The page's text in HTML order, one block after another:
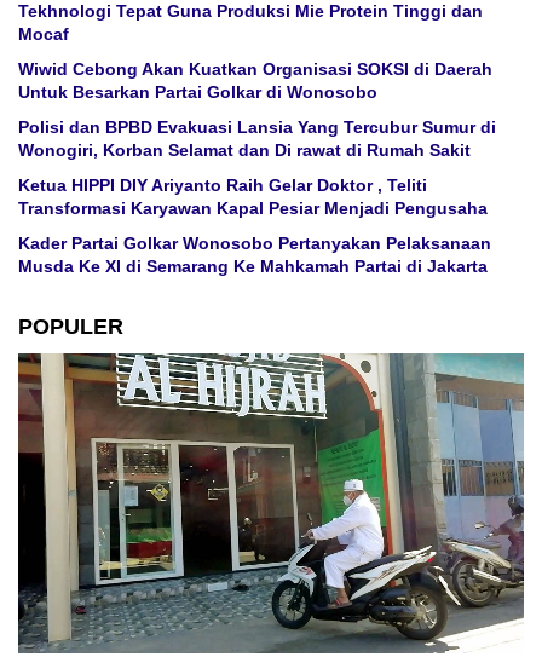
Tekhnologi Tepat Guna Produksi Mie Protein Tinggi dan
Mocaf
Wiwid Cebong Akan Kuatkan Organisasi SOKSI di Daerah
Untuk Besarkan Partai Golkar di Wonosobo
Polisi dan BPBD Evakuasi Lansia Yang Tercubur Sumur di
Wonogiri, Korban Selamat dan Di rawat di Rumah Sakit
Ketua HIPPI DIY Ariyanto Raih Gelar Doktor , Teliti
Transformasi Karyawan Kapal Pesiar Menjadi Pengusaha
Kader Partai Golkar Wonosobo Pertanyakan Pelaksanaan
Musda Ke XI di Semarang Ke Mahkamah Partai di Jakarta
POPULER